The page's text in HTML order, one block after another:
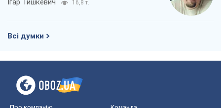
Ігар Тишкевич 16,8 т.
Всі думки